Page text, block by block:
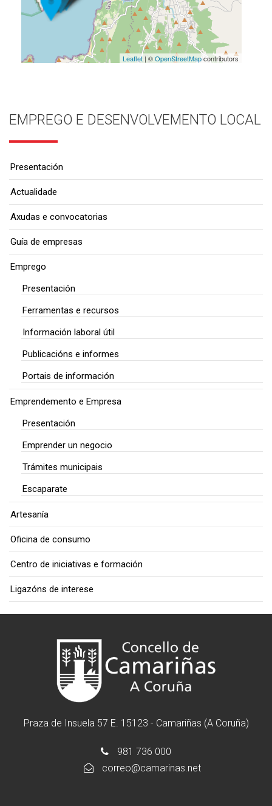
Leaflet| ©OpenStreetMapcontributors
EMPREGO E DESENVOLVEMENTO LOCAL
Presentación
Actualidade
Axudas e convocatorias
Guía de empresas
Emprego
Presentación
Ferramentas e recursos
Información laboral útil
Publicacións e informes
Portais de información
Emprendemento e Empresa
Presentación
Emprender un negocio
Trámites municipais
Escaparate
Artesanía
Oficina de consumo
Centro de iniciativas e formación
Ligazóns de interese
Praza de Insuela 57 E. 15123 - Camariñas (A Coruña)
981 736 000
correo@camarinas.net